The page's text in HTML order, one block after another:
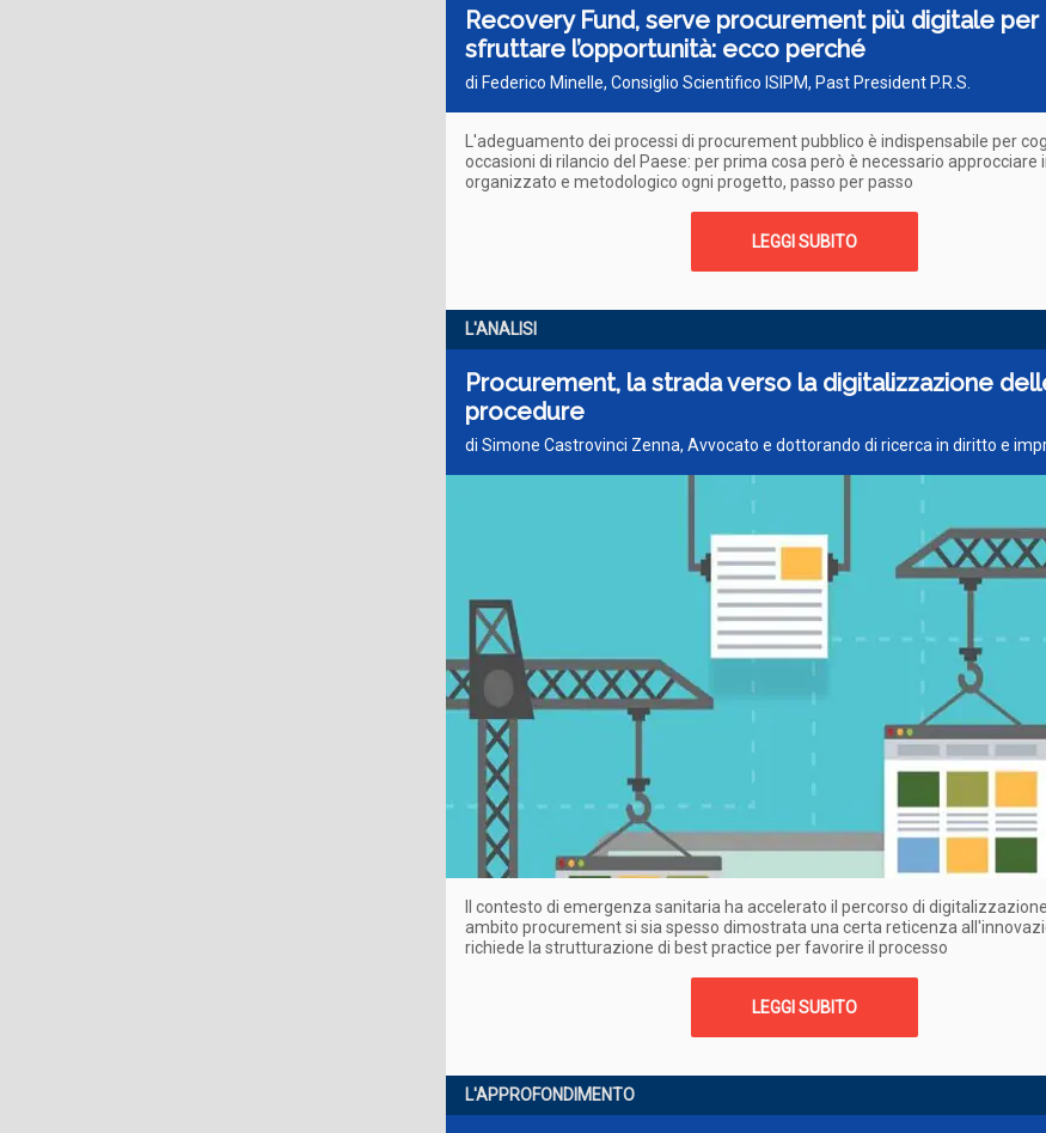
Recovery Fund, serve procurement più digitale per
sfruttare l’opportunità: ecco perché
di Federico Minelle, Consiglio Scientifico ISIPM, Past President P.R.S.
L'adeguamento dei processi di procurement pubblico è indispensabile per
occasioni di rilancio del Paese: per prima cosa però è necessario approcciare
organizzato e metodologico ogni progetto, passo per passo
LEGGI SUBITO
L'ANALISI
Procurement, la strada verso la digitalizzazione
procedure
di Simone Castrovinci Zenna, Avvocato e dottorando di ricerca in diritto e
Il contesto di emergenza sanitaria ha accelerato il percorso di
ambito procurement si sia spesso dimostrata una certa reticenza
richiede la strutturazione di best practice per favorire il processo
LEGGI SUBITO
L'APPROFONDIMENTO